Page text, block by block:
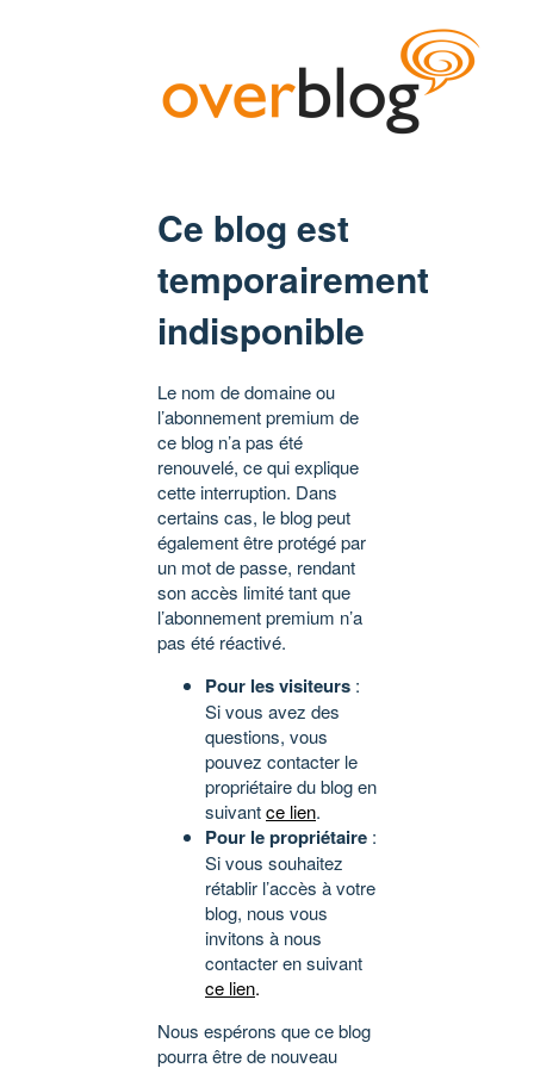
Ce blog est
temporairement
indisponible
Le nom de domaine ou
l’abonnement premium de
ce blog n’a pas été
renouvelé, ce qui explique
cette interruption. Dans
certains cas, le blog peut
également être protégé par
un mot de passe, rendant
son accès limité tant que
l’abonnement premium n’a
pas été réactivé.
Pour les visiteurs :
Si vous avez des
questions, vous
pouvez contacter le
propriétaire du blog en
suivantce lien.
Pour le propriétaire :
Si vous souhaitez
rétablir l’accès à votre
blog, nous vous
invitons à nous
contacter en suivant
ce lien.
Nous espérons que ce blog
pourra être de nouveau